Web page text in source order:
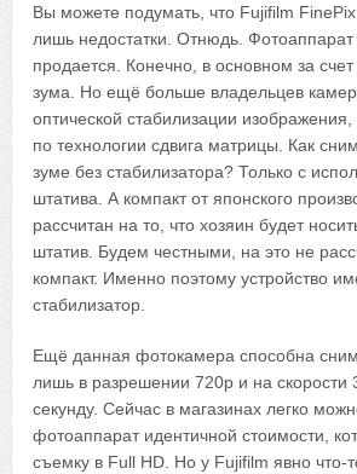
Вы можете подумать, что Fujifilm
лишь недостатки. Отнюдь.
продается. Конечно, в основном за
зума. Но ещё больше владельцев
оптической стабилизации
по технологии сдвига матрицы. Как
зуме без стабилизатора? Только с
штатива. А компакт от японского
рассчитан на то, что хозяин будет
штатив. Будем честными, на это не
компакт. Именно поэтому устройство
стабилизатор.
Ещё данная фотокамера способна
лишь в разрешении 720p и на скорости
секунду. Сейчас в магазинах легко
фотоаппарат идентичной стоимости,
съемку в Full HD. Но у Fujifilm явно что-